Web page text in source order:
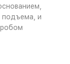
и